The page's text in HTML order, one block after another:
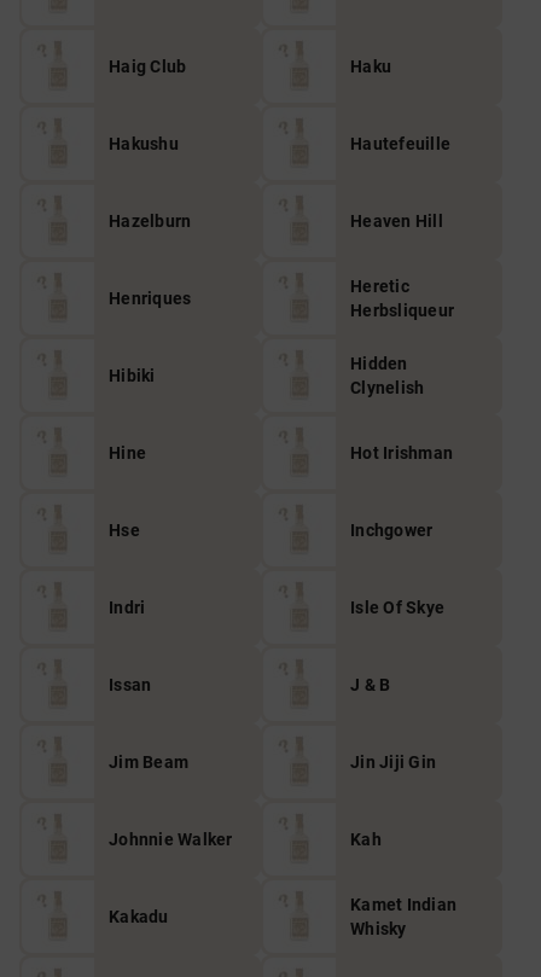
Haig Club Haku
Hakushu Hautefeuille
Hazelburn Heaven Hill
Henriques
Heretic
Herbsliqueur
Hibiki
Hidden
Clynelish
Hine Hot Irishman
Hse Inchgower
Indri Isle Of Skye
Issan J & B
Jim Beam Jin Jiji Gin
Johnnie Walker Kah
Kakadu
Kamet Indian
Whisky